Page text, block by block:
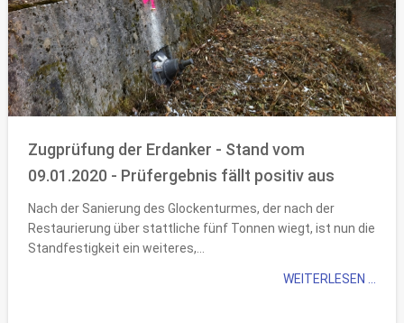
Zugprüfung der Erdanker - Stand vom
09.01.2020 - Prüfergebnis fällt positiv aus
Nach der Sanierung des Glockenturmes, der nach der
Restaurierung über stattliche fünf Tonnen wiegt, ist nun die
Standfestigkeit ein weiteres,...
WEITERLESEN ...